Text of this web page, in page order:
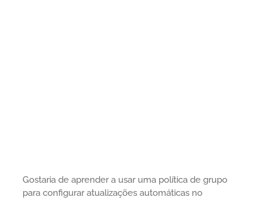
Gostaria de aprender a usar uma política de grupo
para configurar atualizações automáticas no